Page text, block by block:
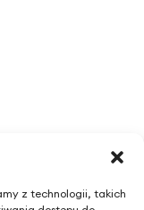
z technologii, takich